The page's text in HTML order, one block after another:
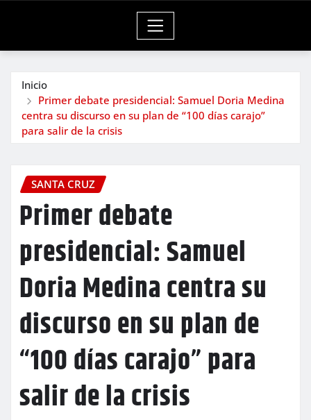
Inicio
Primer debate presidencial: Samuel Doria Medina
centra su discurso en su plan de “100 días carajo”
para salir de la crisis
SANTA CRUZ
Primer debate
presidencial: Samuel
Doria Medina centra su
discurso en su plan de
“100 días carajo” para
salir de la crisis